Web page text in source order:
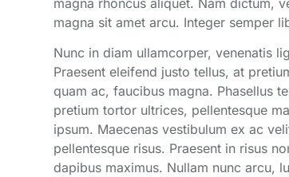
magna rhoncus aliquet. Nam dictum,
magna sit amet arcu. Integer semper
Nunc in diam ullamcorper, venenatis
Praesent eleifend justo tellus, at
quam ac, faucibus magna. Phasellus
pretium tortor ultrices, pellentesque
ipsum. Maecenas vestibulum ex ac
pellentesque risus. Praesent in risus
dapibus maximus. Nullam nunc arcu,